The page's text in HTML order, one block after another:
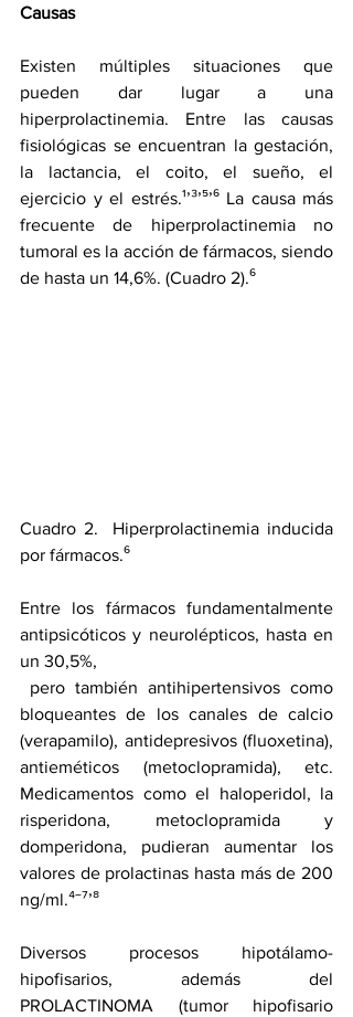
Causas
Existen múltiples situaciones que
pueden dar lugar a una
hiperprolactinemia. Entre las causas
fisiológicas se encuentran la gestación,
la lactancia, el coito, el sueño, el
ejercicio y el estrés.¹’³’⁵’⁶ La causa más
frecuente de hiperprolactinemia no
tumoral es la acción de fármacos, siendo
de hasta un 14,6%. (Cuadro 2).⁶
Cuadro 2.  Hiperprolactinemia inducida
por fármacos.⁶
Entre los fármacos fundamentalmente
antipsicóticos y neurolépticos, hasta en
un 30,5%,
bloqueantes de los canales de calcio
(verapamilo), antidepresivos (fluoxetina),
antieméticos (metoclopramida), etc.
Medicamentos como el haloperidol, la
risperidona, metoclopramida y
domperidona, pudieran aumentar los
valores de prolactinas hasta más de 200
ng/ml.⁴‾⁷’⁸
Diversos procesos hipotálamo-
hipofisarios, además del
PROLACTINOMA (tumor hipofisario